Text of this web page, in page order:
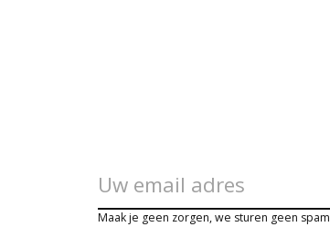
Maak je geen zorgen, we sturen geen spam